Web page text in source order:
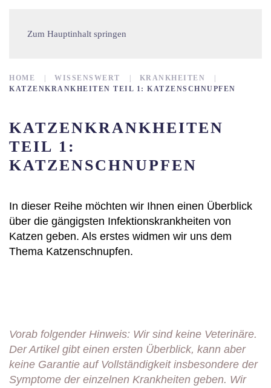
Zum Hauptinhalt springen
HOME WISSENSWERT
KRANKHEITEN
KATZENKRANKHEITEN TEIL 1: KATZENSCHNUPFEN
KATZENKRANKHEITEN
TEIL 1:
KATZENSCHNUPFEN
In dieser Reihe möchten wir Ihnen einen Überblick
über die gängigsten Infektionskrankheiten von
Katzen geben. Als erstes widmen wir uns dem
Thema Katzenschnupfen.
Vorab folgender Hinweis: Wir sind keine Veterinäre.
Der Artikel gibt einen ersten Überblick, kann aber
keine Garantie auf Vollständigkeit insbesondere der
Symptome der einzelnen Krankheiten geben. Wir